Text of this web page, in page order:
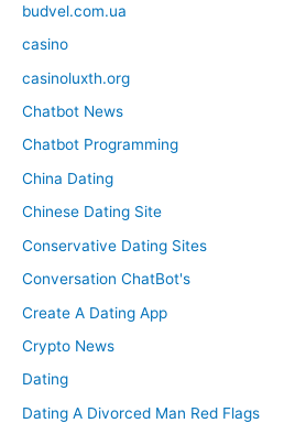
budvel.com.ua
casino
casinoluxth.org
Chatbot News
Chatbot Programming
China Dating
Chinese Dating Site
Conservative Dating Sites
Conversation ChatBot's
Create A Dating App
Crypto News
Dating
Dating A Divorced Man Red Flags